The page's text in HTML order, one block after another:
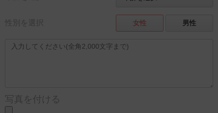
性別を選択 女性 男性
写真を付ける